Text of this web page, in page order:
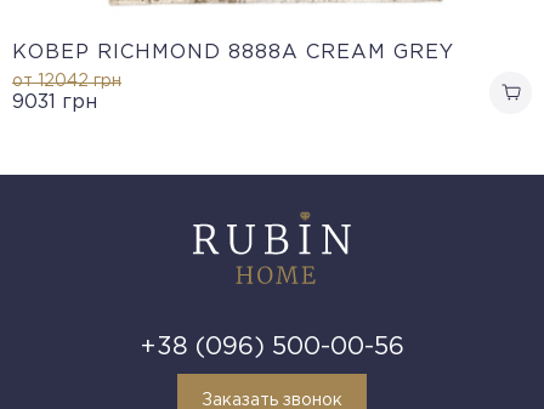
КОВЕР RICHMOND 8888A CREAM GREY
от 12042грн
9031 грн
+38 (096) 500-00-56
Заказать звонок